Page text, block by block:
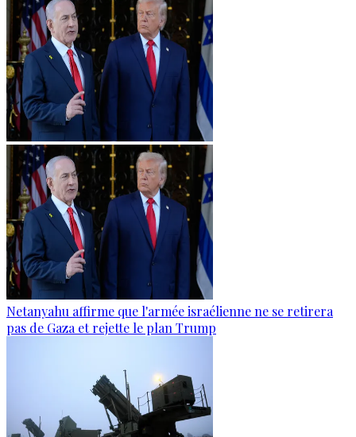
Netanyahu affirme que l'armée israélienne ne se retirera
pas de Gaza et rejette le plan Trump